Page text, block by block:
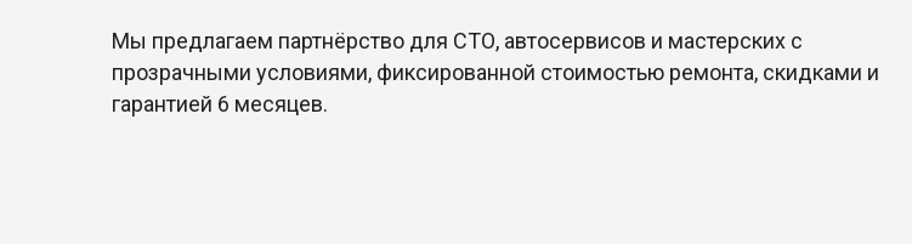
Мы предлагаем партнёрство для СТО, автосервисов и мастерских с
прозрачными условиями, фиксированной стоимостью ремонта, скидками и
гарантией 6 месяцев.